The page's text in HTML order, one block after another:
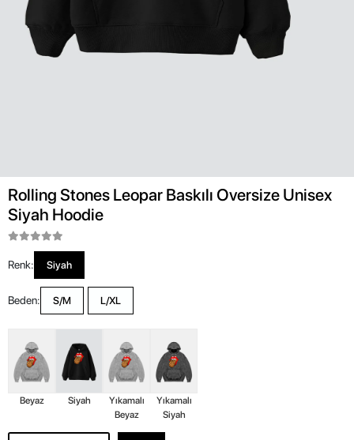
Rolling Stones Leopar Baskılı Oversize Unisex
Siyah Hoodie
Renk: Siyah
Beden: S/M L/XL
Beyaz Siyah
Yıkamalı
Beyaz
Yıkamalı
Siyah